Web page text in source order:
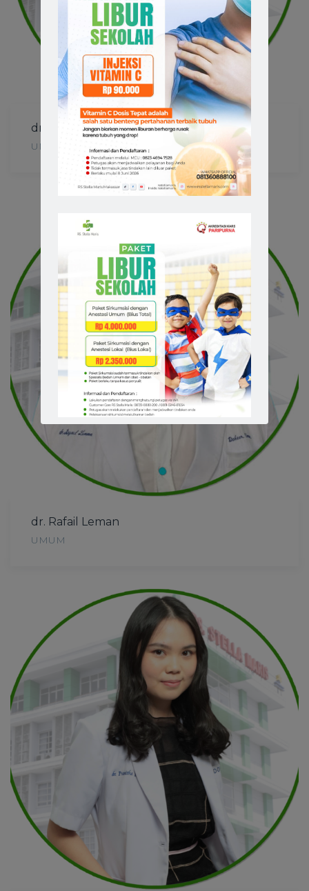
dr. Jessi Laurentius
UMUM
dr. Rafail Leman
UMUM